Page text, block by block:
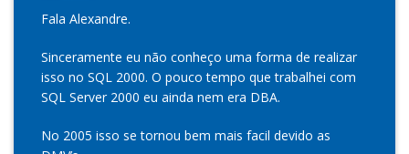
Fala Alexandre.
Sinceramente eu não conheço uma forma de realizar
isso no SQL 2000. O pouco tempo que trabalhei com
SQL Server 2000 eu ainda nem era DBA.
No 2005 isso se tornou bem mais facil devido as